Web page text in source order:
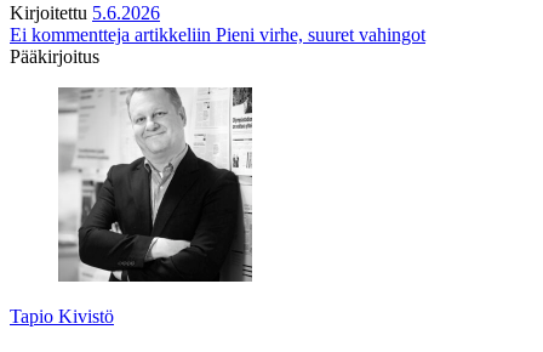
Kirjoitettu 5.6.2026
Ei kommentteja artikkeliin Pieni virhe, suuret vahingot
Pääkirjoitus
Tapio Kivistö